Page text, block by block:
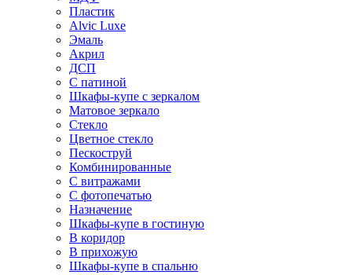
Пластик
Alvic Luxe
Эмаль
Акрил
ДСП
С патиной
Шкафы-купе с зеркалом
Матовое зеркало
Стекло
Цветное стекло
Пескоструй
Комбинированные
С витражами
С фотопечатью
Назначение
Шкафы-купе в гостиную
В коридор
В прихожую
Шкафы-купе в спальню